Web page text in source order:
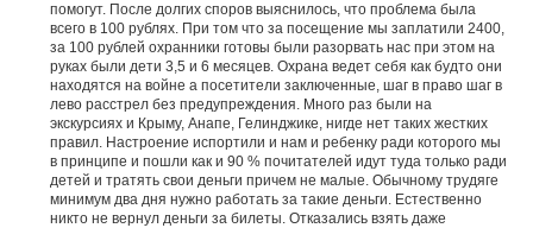
помогут. После долгих споров выяснилось, что проблема была
всего в 100 рублях. При том что за посещение мы заплатили 2400,
за 100 рублей охранники готовы были разорвать нас при этом на
руках были дети 3,5 и 6 месяцев. Охрана ведет себя как будто они
находятся на войне а посетители заключенные, шаг в право шаг в
лево расстрел без предупреждения. Много раз были на
экскурсиях и Крыму, Анапе, Гелинджике, нигде нет таких жестких
правил. Настроение испортили и нам и ребенку ради которого мы
в принципе и пошли как и 90 % почитателей идут туда только ради
детей и тратять свои деньги причем не малые. Обычному трудяге
минимум два дня нужно работать за такие деньги. Естественно
никто не вернул деньги за билеты. Отказались взять даже